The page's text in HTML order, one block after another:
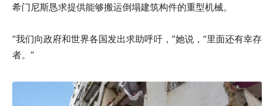
希门尼斯恳求提供能够搬运倒塌建筑构件的重型机械。
“我们向政府和世界各国发出求助呼吁，”她说，“里面还有幸存
者。”